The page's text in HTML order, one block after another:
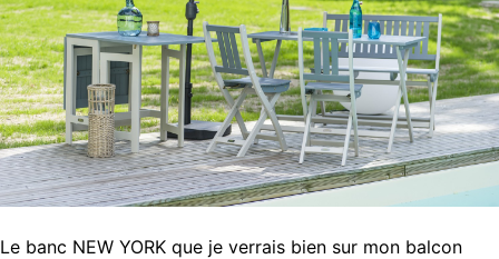
Le banc NEW YORK que je verrais bien sur mon balcon